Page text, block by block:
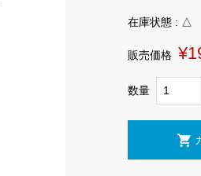
在庫状態 : △
販売価格
数量